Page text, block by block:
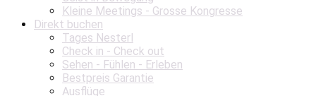
Kleine Meetings - Grosse Kongresse
Direkt buchen
Tages Nesterl
Check in - Check out
Sehen - Fühlen - Erleben
Bestpreis Garantie
Ausflüge